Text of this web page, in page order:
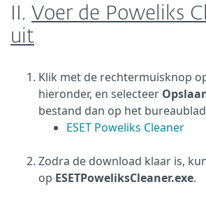
II. Voer de Poweliks
uit
Klik met de rechtermuisknop
hieronder, en selecteer
bestand dan op het
ESET Poweliks Cleaner
Zodra de download klaar is,
op ESETPoweliksCleaner.exe.